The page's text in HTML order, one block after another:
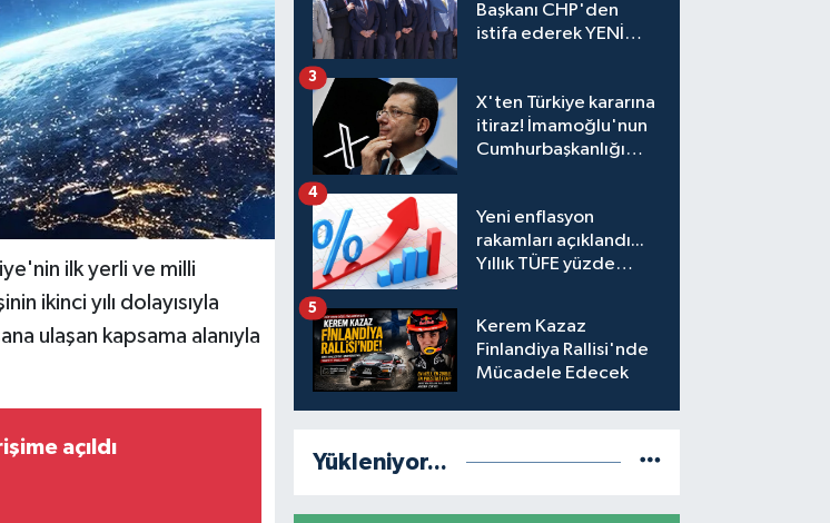
ilk yerli ve milli
ikinci yılı dolayısıyla
ulaşan kapsama alanıyla
açıldı
Başkanı CHP'den
istifa ederek YENİ
X'ten Türkiye kararına
itiraz! İmamoğlu'nun
Cumhurbaşkanlığı
engeli mahkemeye
taşındı
3
Yeni enflasyon
rakamları açıklandı...
Yıllık TÜFE yüzde
4
Kerem Kazaz
Finlandiya Rallisi'nde
Mücadele Edecek
5
Yükleniyor...